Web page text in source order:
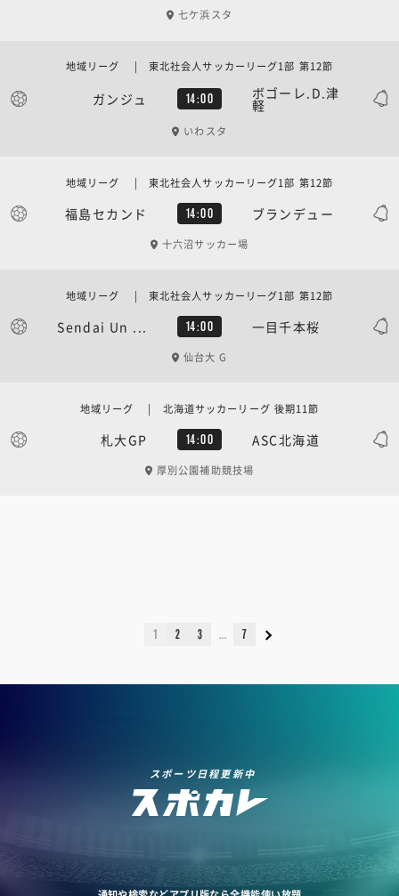
七ケ浜スタ
ガンジュ 14:00 ボゴーレ.D.津
軽
地域リーグ | 東北社会人サッカーリーグ1部 第12節
いわスタ
福島セカンド 14:00 ブランデュー
地域リーグ | 東北社会人サッカーリーグ1部 第12節
十六沼サッカー場
Sendai Un ... 14:00 一目千本桜
地域リーグ | 東北社会人サッカーリーグ1部 第12節
仙台大 G
札大GP 14:00 ASC北海道
地域リーグ | 北海道サッカーリーグ 後期11節
厚別公園補助競技場
1 2 3 7
スポーツ日程更新中